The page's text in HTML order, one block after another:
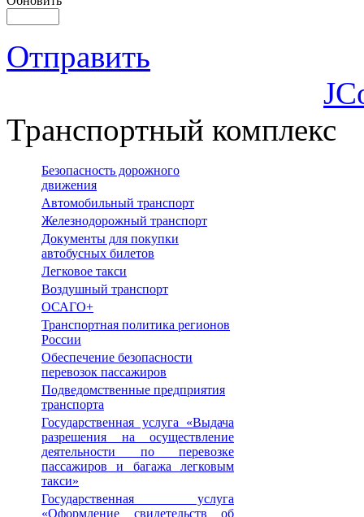
Отправить
Транспортный комплекс
Безопасность дорожного
движения
Автомобильный транспорт
Железнодорожный транспорт
Документы для покупки
автобусных билетов
Легковое такси
Воздушный транспорт
ОСАГО+
Транспортная политика регионов
России
Обеспечение безопасности
перевозок пассажиров
Подведомственные предприятия
транспорта
Государственная услуга «Выдача
разрешения на осуществление
деятельности по перевозке
пассажиров и багажа легковым
такси»
Государственная услуга
«Оформление свидетельств об